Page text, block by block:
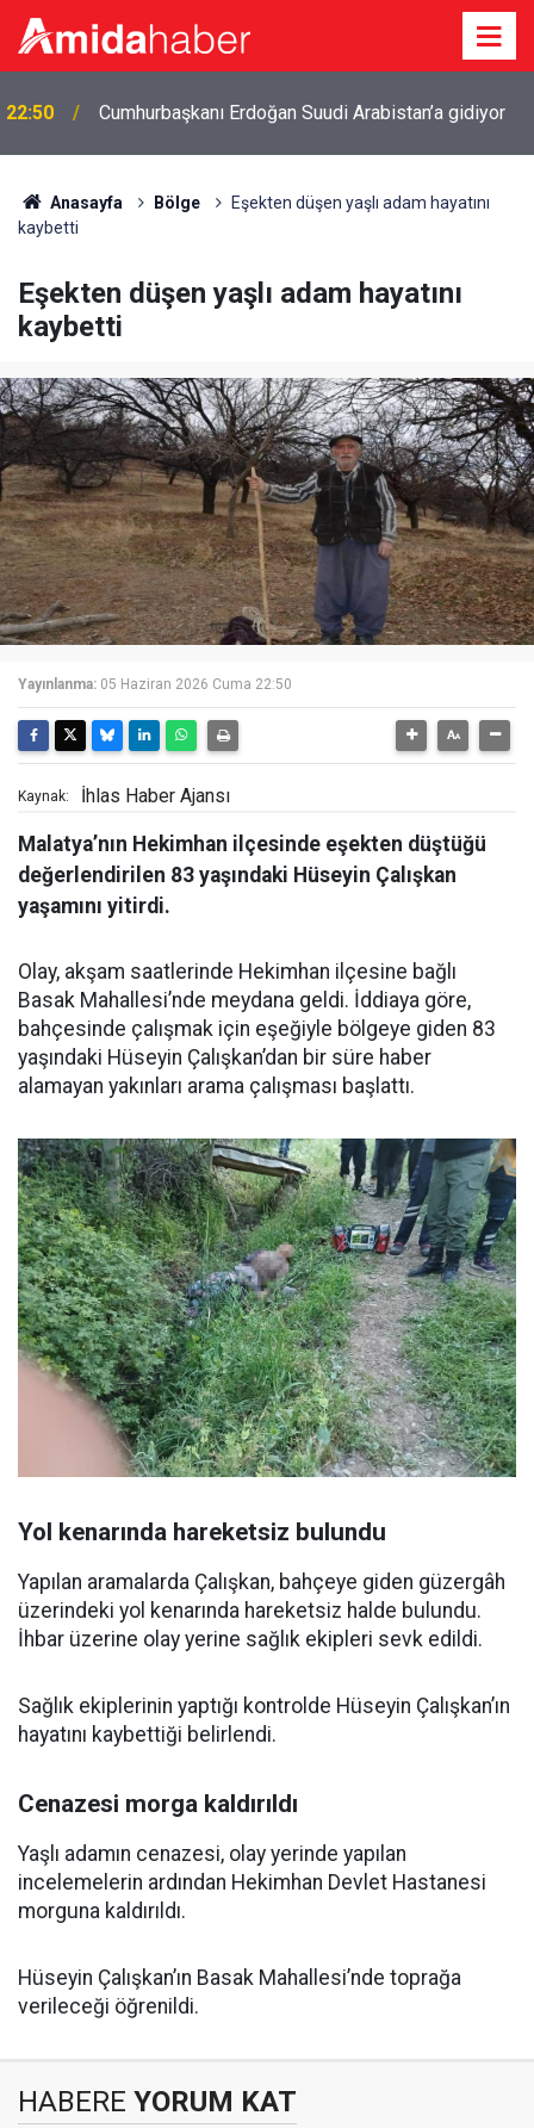
22:50 Cumhurbaşkanı Erdoğan Suudi Arabistan’a gidiyor
Anasayfa Bölge
Eşekten düşen yaşlı adam hayatını
kaybetti
Eşekten düşen yaşlı adam hayatını
kaybetti
Yayınlanma: 05 Haziran 2026 Cuma 22:50
Kaynak: İhlas Haber Ajansı
Malatya’nın Hekimhan ilçesinde eşekten düştüğü
değerlendirilen 83 yaşındaki Hüseyin Çalışkan
yaşamını yitirdi.
Olay, akşam saatlerinde Hekimhan ilçesine bağlı
Basak Mahallesi’nde meydana geldi. İddiaya göre,
bahçesinde çalışmak için eşeğiyle bölgeye giden 83
yaşındaki Hüseyin Çalışkan’dan bir süre haber
alamayan yakınları arama çalışması başlattı.
Yol kenarında hareketsiz bulundu
Yapılan aramalarda Çalışkan, bahçeye giden güzergâh
üzerindeki yol kenarında hareketsiz halde bulundu.
İhbar üzerine olay yerine sağlık ekipleri sevk edildi.
Sağlık ekiplerinin yaptığı kontrolde Hüseyin Çalışkan’ın
hayatını kaybettiği belirlendi.
Cenazesi morga kaldırıldı
Yaşlı adamın cenazesi, olay yerinde yapılan
incelemelerin ardından Hekimhan Devlet Hastanesi
morguna kaldırıldı.
Hüseyin Çalışkan’ın Basak Mahallesi’nde toprağa
verileceği öğrenildi.
HABERE YORUM KAT